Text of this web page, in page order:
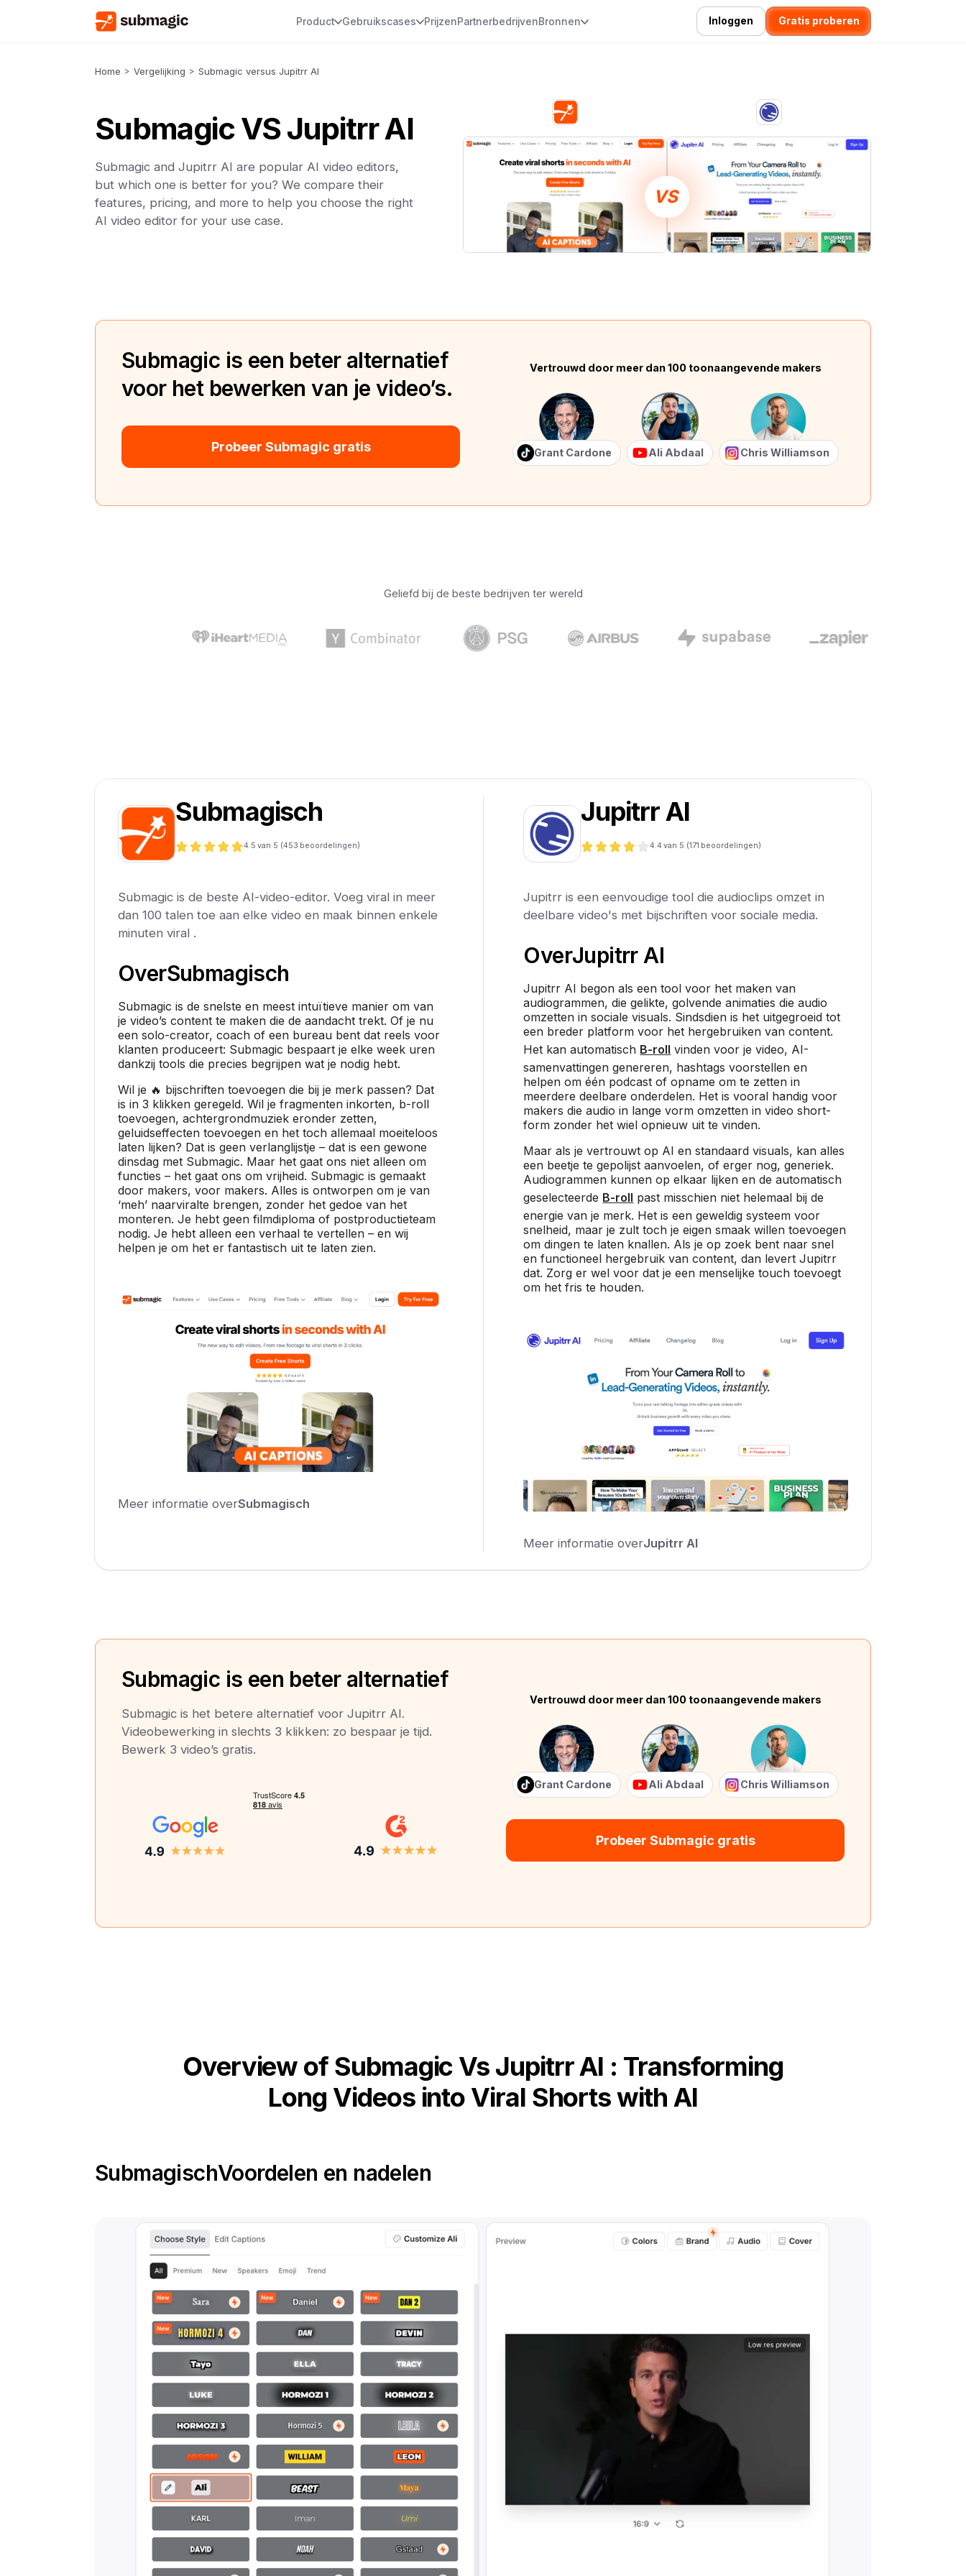
Product Gebruikscases PrijzenPartnerbedrijvenBronnen Inloggen Gratis proberen
Home > Vergelijking > Submagic versus Jupitrr AI
Submagic VS Jupitrr AI
Submagic and Jupitrr AI are popular AI video editors,
but which one is better for you? We compare their
features, pricing, and more to help you choose the right
AI video editor for your use case.
VS
Submagic is een beter alternatief
voor het bewerken van je video’s.
Probeer Submagic gratis
Vertrouwd door meer dan 100 toonaangevende makers
Grant Cardone Ali Abdaal Chris Williamson
Geliefd bij de beste bedrijven ter wereld
Submagisch
4.5 van 5 (453 beoordelingen)
Submagic is de beste AI-video-editor. Voeg viral in meer
dan 100 talen toe aan elke video en maak binnen enkele
minuten viral .
OverSubmagisch
Submagic is de snelste en meest intuïtieve manier om van
je video’s content te maken die de aandacht trekt. Of je nu
een solo-creator, coach of een bureau bent dat reels voor
klanten produceert: Submagic bespaart je elke week uren
dankzij tools die precies begrijpen wat je nodig hebt.
Wil je 🔥 bijschriften toevoegen die bij je merk passen? Dat
is in 3 klikken geregeld. Wil je fragmenten inkorten, b-roll
toevoegen, achtergrondmuziek eronder zetten,
geluidseffecten toevoegen en het toch allemaal moeiteloos
laten lijken? Dat is geen verlanglijstje – dat is een gewone
dinsdag met Submagic. Maar het gaat ons niet alleen om
functies – het gaat ons om vrijheid. Submagic is gemaakt
door makers, voor makers. Alles is ontworpen om je van
‘meh’ naarviralte brengen, zonder het gedoe van het
monteren. Je hebt geen filmdiploma of postproductieteam
nodig. Je hebt alleen een verhaal te vertellen – en wij
helpen je om het er fantastisch uit te laten zien.
Meer informatie overSubmagisch
Jupitrr AI
4.4 van 5 (171 beoordelingen)
Jupitrr is een eenvoudige tool die audioclips omzet in
deelbare video's met bijschriften voor sociale media.
OverJupitrr AI
Jupitrr AI begon als een tool voor het maken van
audiogrammen, die gelikte, golvende animaties die audio
omzetten in sociale visuals. Sindsdien is het uitgegroeid tot
een breder platform voor het hergebruiken van content.
Het kan automatisch B-roll vinden voor je video, AI-
samenvattingen genereren, hashtags voorstellen en
helpen om één podcast of opname om te zetten in
meerdere deelbare onderdelen. Het is vooral handig voor
makers die audio in lange vorm omzetten in video short-
form zonder het wiel opnieuw uit te vinden.
Maar als je vertrouwt op AI en standaard visuals, kan alles
een beetje te gepolijst aanvoelen, of erger nog, generiek.
Audiogrammen kunnen op elkaar lijken en de automatisch
geselecteerde B-roll past misschien niet helemaal bij de
energie van je merk. Het is een geweldig systeem voor
snelheid, maar je zult toch je eigen smaak willen toevoegen
om dingen te laten knallen. Als je op zoek bent naar snel
en functioneel hergebruik van content, dan levert Jupitrr
dat. Zorg er wel voor dat je een menselijke touch toevoegt
om het fris te houden.
Meer informatie overJupitrr AI
Submagic is een beter alternatief
Submagic is het betere alternatief voor Jupitrr AI.
Videobewerking in slechts 3 klikken: zo bespaar je tijd.
Bewerk 3 video’s gratis.
Vertrouwd door meer dan 100 toonaangevende makers
Grant Cardone Ali Abdaal Chris Williamson
Probeer Submagic gratis
Overview of Submagic Vs Jupitrr AI : Transforming
Long Videos into Viral Shorts with AI
SubmagischVoordelen en nadelen